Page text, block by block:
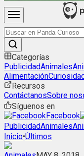
Categorías
PublicidadAnimales
Alimentación
Recursos
ContáctanosSobre
Síguenos en
Facebook
PublicidadAnimales
Inicio•Últimos